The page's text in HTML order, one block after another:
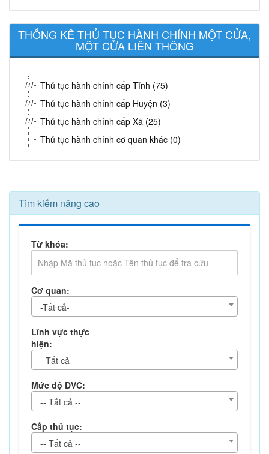
THỐNG KÊ THỦ TỤC HÀNH CHÍNH MỘT CỬA,
MỘT CỬA LIÊN THÔNG
Thủ tục hành chính cấp Tỉnh (75)
Thủ tục hành chính cấp Huyện (3)
Thủ tục hành chính cấp Xã (25)
Thủ tục hành chính cơ quan khác (0)
Tìm kiếm nâng cao
Từ khóa:
Cơ quan:
-Tất cả-
Lĩnh vực thực
hiện:
--Tất cả--
Mức độ DVC:
-- Tất cả --
Cấp thủ tục:
-- Tất cả --